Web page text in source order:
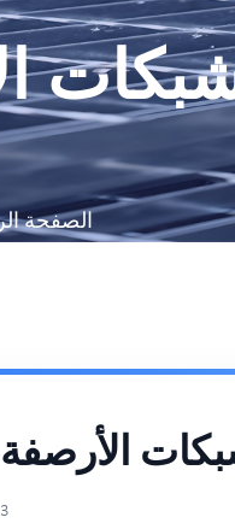
الصفحة
الأرصفة